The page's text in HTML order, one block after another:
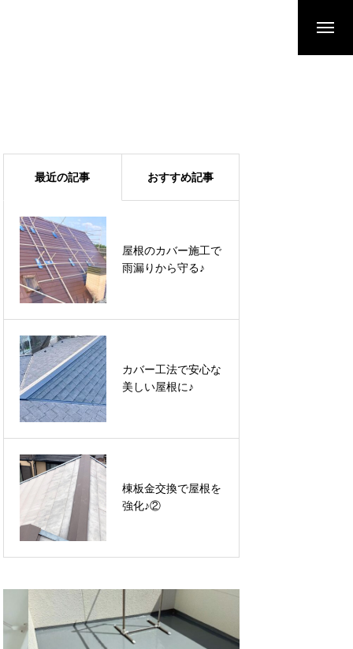
最近の記事 おすすめ記事
屋根のカバー施工で
雨漏りから守る♪
カバー工法で安心な
美しい屋根に♪
棟板金交換で屋根を
強化♪②
ウレタン防水でベラ
ンダの防水機能を高
める♪
屋根リフォームで美
しい屋根に♪
棟板金交換で屋根を
強化♪➀